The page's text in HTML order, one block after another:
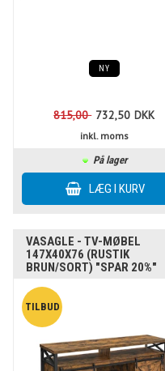
NY
815,00 732,50 DKK
inkl. moms
På lager
VASAGLE - TV-MØBEL
147X40X76 (RUSTIK
BRUN/SORT) "SPAR 20%"